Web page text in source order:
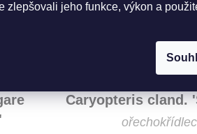
zlepšovali jeho funkce, výkon a
Caryopteris cland.
ořechokřídlec